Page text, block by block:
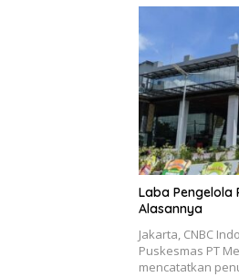
Laba Pengelola
Alasannya
Jakarta, CNBC
Puskesmas PT
mencatatkan